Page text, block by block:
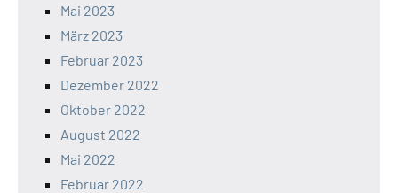
Mai 2023
März 2023
Februar 2023
Dezember 2022
Oktober 2022
August 2022
Mai 2022
Februar 2022